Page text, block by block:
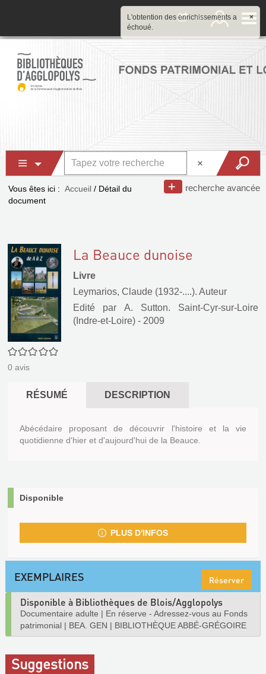
recherche avancée
Vous êtes ici : Accueil / Détail du
document
0/5
0 avis
La Beauce dunoise
Livre
Leymarios, Claude (1932-....). Auteur
Edité par A. Sutton. Saint-Cyr-sur-Loire
(Indre-et-Loire) - 2009
RÉSUMÉ DESCRIPTION
Abécédaire proposant de découvrir l'histoire et la vie
quotidienne d'hier et d'aujourd'hui de la Beauce.
Disponible
PLUS D'INFOS
EXEMPLAIRES Réserver
Disponible à Bibliothèques de Blois/Agglopolys
Documentaire adulte | En réserve - Adressez-vous au Fonds
patrimonial | BEA. GEN | BIBLIOTHÈQUE ABBÉ-GRÉGOIRE
Suggestions
×
L'obtention des enrichissements a
échoué.